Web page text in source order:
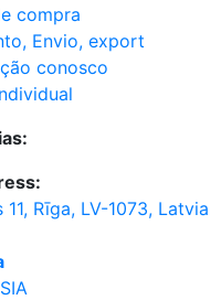
compra
Envio, export
conosco
11, Rīga, LV-1073, Latvia